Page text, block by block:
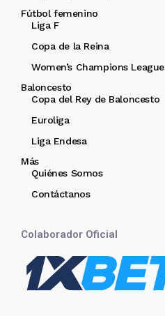
Fútbol femenino
Liga F
Copa de la Reina
Women’s Champions League
Baloncesto
Copa del Rey de Baloncesto
Euroliga
Liga Endesa
Más
Quiénes Somos
Contáctanos
Colaborador Oficial